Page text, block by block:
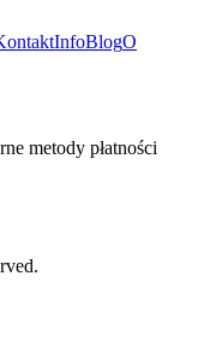
InfoBlogO
metody płatności